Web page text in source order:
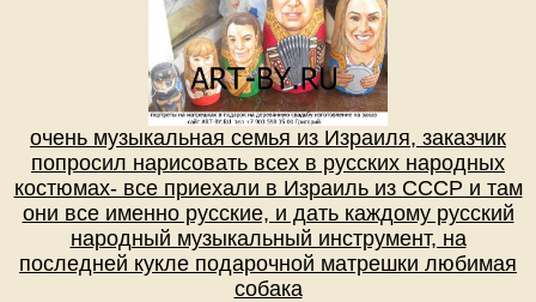
очень музыкальная семья из Израиля, заказчик
попросил нарисовать всех в русских народных
костюмах- все приехали в Израиль из СССР и там
они все именно русские, и дать каждому русский
народный музыкальный инструмент, на
последней кукле подарочной матрешки любимая
собака